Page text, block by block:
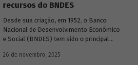
recursos do BNDES
Desde sua criação, em 1952, o Banco
Nacional de Desenvolvimento Econômico
e Social (BNDES) tem sido o principal
brasileiro, ocupando um espaço central
26 de novembro, 2025